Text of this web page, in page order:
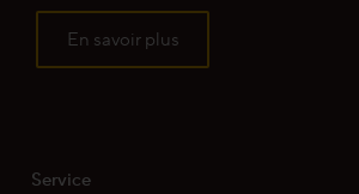
Propriétés finition ProVital finish
En savoir plus
Service